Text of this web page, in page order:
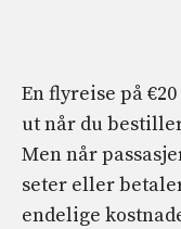
En flyreise på
ut når du
Men når
seter eller
endelige